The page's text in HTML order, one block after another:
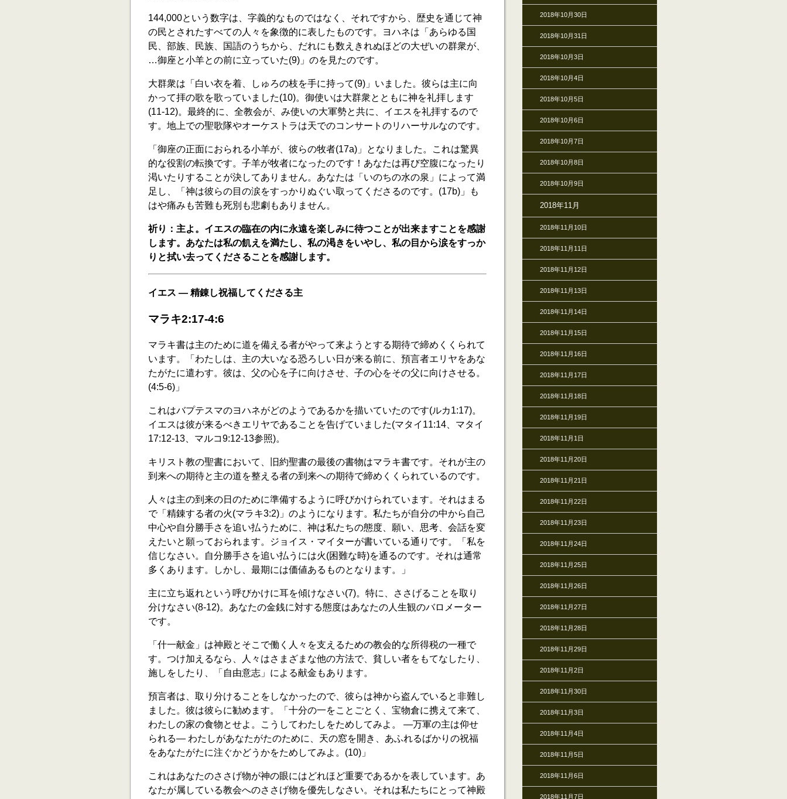
144,000という数字は、字義的なものではなく、それですから、歴史を通じて神
の民とされたすべての人々を象徴的に表したものです。ヨハネは「あらゆる国
民、部族、民族、国語のうちから、だれにも数えきれぬほどの大ぜいの群衆が、
…御座と小羊との前に立っていた(9)」のを見たのです。
大群衆は「白い衣を着、しゅろの枝を手に持って(9)」いました。彼らは主に向
かって拝の歌を歌っていました(10)。御使いは大群衆とともに神を礼拝します
(11-12)。最終的に、全教会が、み使いの大軍勢と共に、イエスを礼拝するので
す。地上での聖歌隊やオーケストラは天でのコンサートのリハーサルなのです。
「御座の正面におられる小羊が、彼らの牧者(17a)」となりました。これは驚異
的な役割の転換です。子羊が牧者になったのです！あなたは再び空腹になったり
渇いたりすることが決してありません。あなたは「いのちの水の泉」によって満
足し、「神は彼らの目の涙をすっかりぬぐい取ってくださるのです。(17b)」も
はや痛みも苦難も死別も悲劇もありません。
祈り：主よ。イエスの臨在の内に永遠を楽しみに待つことが出来ますことを感謝
します。あなたは私の飢えを満たし、私の渇きをいやし、私の目から涙をすっか
りと拭い去ってくださることを感謝します。
イエス ― 精錬し祝福してくださる主
マラキ2:17-4:6
マラキ書は主のために道を備える者がやって来ようとする期待で締めくくられて
います。「わたしは、主の大いなる恐ろしい日が来る前に、預言者エリヤをあな
たがたに遣わす。彼は、父の心を子に向けさせ、子の心をその父に向けさせる。
(4:5-6)」
これはバプテスマのヨハネがどのようであるかを描いていたのです(ルカ1:17)。
イエスは彼が来るべきエリヤであることを告げていました(マタイ11:14、マタイ
17:12-13、マルコ9:12-13参照)。
キリスト教の聖書において、旧約聖書の最後の書物はマラキ書です。それが主の
到来への期待と主の道を整える者の到来への期待で締めくくられているのです。
人々は主の到来の日のために準備するように呼びかけられています。それはまる
で「精錬する者の火(マラキ3:2)」のようになります。私たちが自分の中から自己
中心や自分勝手さを追い払うために、神は私たちの態度、願い、思考、会話を変
えたいと願っておられます。ジョイス・マイターが書いている通りです。「私を
信じなさい。自分勝手さを追い払うには火(困難な時)を通るのです。それは通常
多くあります。しかし、最期には価値あるものとなります。」
主に立ち返れという呼びかけに耳を傾けなさい(7)。特に、ささげることを取り
分けなさい(8-12)。あなたの金銭に対する態度はあなたの人生観のバロメーター
です。
「什一献金」は神殿とそこで働く人々を支えるための教会的な所得税の一種で
す。つけ加えるなら、人々はさまざまな他の方法で、貧しい者をもてなしたり、
施しをしたり、「自由意志」による献金もあります。
預言者は、取り分けることをしなかったので、彼らは神から盗んでいると非難し
ました。彼は彼らに勧めます。「十分の一をことごとく、宝物倉に携えて来て、
わたしの家の食物とせよ。こうしてわたしをためしてみよ。 ―万軍の主は仰せ
られる― わたしがあなたがたのために、天の窓を開き、あふれるばかりの祝福
をあなたがたに注ぐかどうかをためしてみよ。(10)」
これはあなたのささげ物が神の眼にはどれほど重要であるかを表しています。あ
なたが属している教会へのささげ物を優先しなさい。それは私たちにとって神殿
2018年10月30日
2018年10月31日
2018年10月3日
2018年10月4日
2018年10月5日
2018年10月6日
2018年10月7日
2018年10月8日
2018年10月9日
2018年11月
2018年11月10日
2018年11月11日
2018年11月12日
2018年11月13日
2018年11月14日
2018年11月15日
2018年11月16日
2018年11月17日
2018年11月18日
2018年11月19日
2018年11月1日
2018年11月20日
2018年11月21日
2018年11月22日
2018年11月23日
2018年11月24日
2018年11月25日
2018年11月26日
2018年11月27日
2018年11月28日
2018年11月29日
2018年11月2日
2018年11月30日
2018年11月3日
2018年11月4日
2018年11月5日
2018年11月6日
2018年11月7日